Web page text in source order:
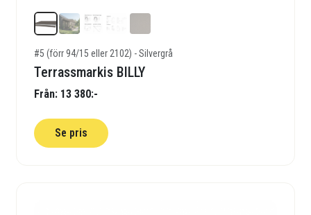
#5 (förr 94/15 eller 2102) - Silvergrå
Terrassmarkis BILLY
Från: 13 380:-
Se pris